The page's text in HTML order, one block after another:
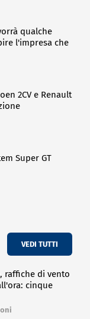
qualche
l'impresa che
2CV e Renault
Super GT
VEDI TUTTI
raffiche di vento
cinque